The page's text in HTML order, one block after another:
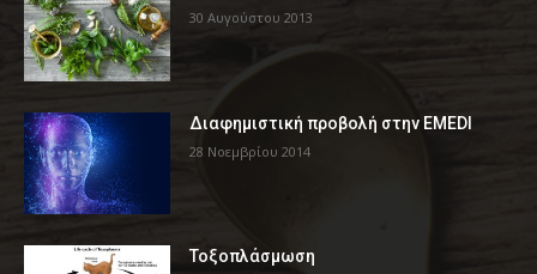
30 Αυγούστου 2013
Διαφημιστική προβολή στην EMEDI
28 Νοεμβρίου 2014
Τοξοπλάσμωση